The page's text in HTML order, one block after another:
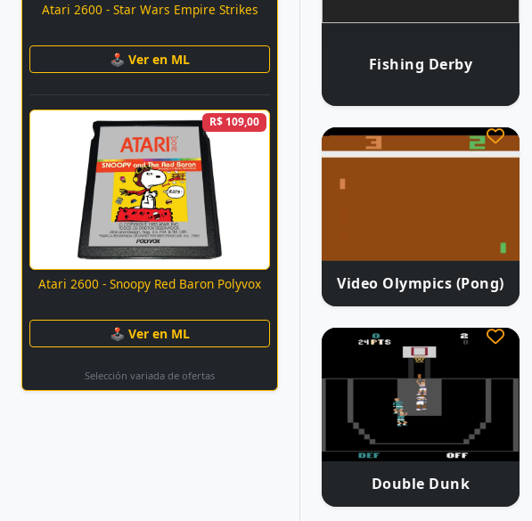
Atari 2600 - Star Wars Empire Strikes
🕹 Ver en ML
R$ 109,00
Atari 2600 - Snoopy Red Baron Polyvox
🕹 Ver en ML
Selección variada de ofertas
Fishing Derby
Video Olympics (Pong)
Double Dunk